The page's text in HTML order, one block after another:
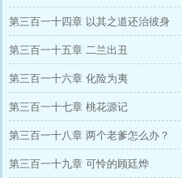
第三百一十四章 以其之道还治彼身
第三百一十五章 二兰出丑
第三百一十六章 化险为夷
第三百一十七章 桃花源记
第三百一十八章 两个老爹怎么办？
第三百一十九章 可怜的顾廷烨